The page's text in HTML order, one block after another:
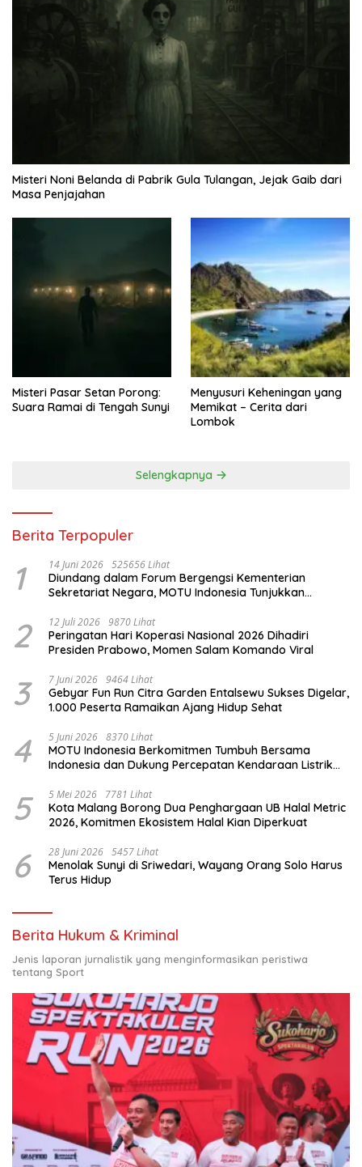
Misteri Noni Belanda di Pabrik Gula Tulangan, Jejak Gaib dari
Masa Penjajahan
Misteri Pasar Setan Porong:
Suara Ramai di Tengah Sunyi
Menyusuri Keheningan yang
Memikat – Cerita dari
Lombok
Selengkapnya
Berita Terpopuler
1 14 Juni 2026 525656 Lihat
Diundang dalam Forum Bergengsi Kementerian
Sekretariat Negara, MOTU Indonesia Tunjukkan
2 12 Juli 2026 9870 Lihat
Peringatan Hari Koperasi Nasional 2026 Dihadiri
Presiden Prabowo, Momen Salam Komando Viral
3 7 Juni 2026 9464 Lihat
Gebyar Fun Run Citra Garden Entalsewu Sukses Digelar,
1.000 Peserta Ramaikan Ajang Hidup Sehat
4 5 Juni 2026 8370 Lihat
MOTU Indonesia Berkomitmen Tumbuh Bersama
Indonesia dan Dukung Percepatan Kendaraan Listrik
5 5 Mei 2026 7781 Lihat
Kota Malang Borong Dua Penghargaan UB Halal Metric
2026, Komitmen Ekosistem Halal Kian Diperkuat
6 28 Juni 2026 5457 Lihat
Menolak Sunyi di Sriwedari, Wayang Orang Solo Harus
Terus Hidup
Berita Hukum & Kriminal
Jenis laporan jurnalistik yang menginformasikan peristiwa
tentang Sport